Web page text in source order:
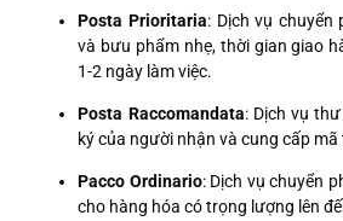
Posta Prioritaria: Dịch vụ
và bưu phẩm nhẹ, thời gian giao
1-2 ngày làm việc.
Posta Raccomandata: Dịch vụ
ký của người nhận và cung cấp
Pacco Ordinario: Dịch vụ chuyển
cho hàng hóa có trọng lượng lên